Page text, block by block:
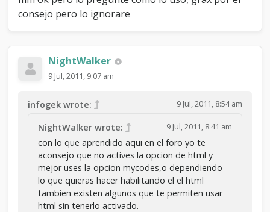
consejo pero lo ignorare
NightWalker
9 Jul, 2011, 9:07 am
9 Jul, 2011, 8:54 am
infogek wrote:
9 Jul, 2011, 8:41 am
NightWalker wrote:
con lo que aprendido aqui en el foro yo te
aconsejo que no actives la opcion de html y
mejor uses la opcion mycodes,o dependiendo
lo que quieras hacer habilitando el el html
tambien existen algunos que te permiten usar
html sin tenerlo activado.